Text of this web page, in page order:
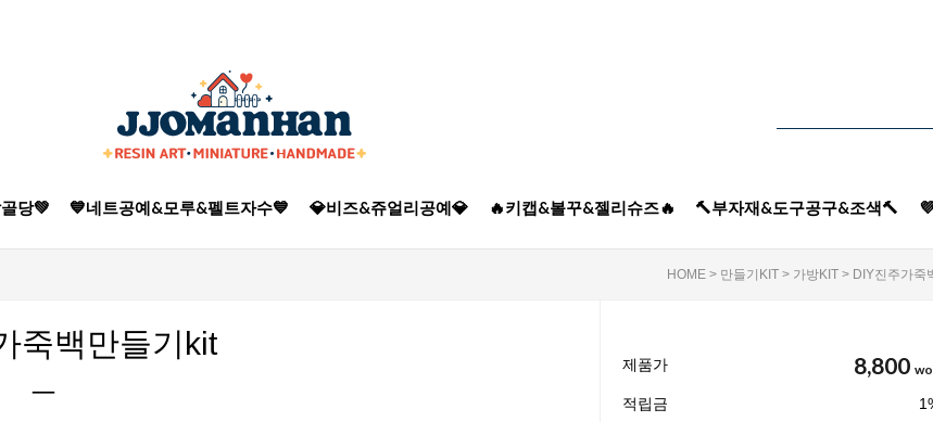
당💚 💙네트공예&모루&펠트자수💙 💎비즈&쥬얼리공예💎 🔥키캡&볼꾸&젤리슈즈🔥 🔨부자재&도구공구&조색🔨
HOME > 만들기KIT > 가방KIT > DIY진주가죽
죽백만들기kit
ㅡ
제품가 8,800
적립금